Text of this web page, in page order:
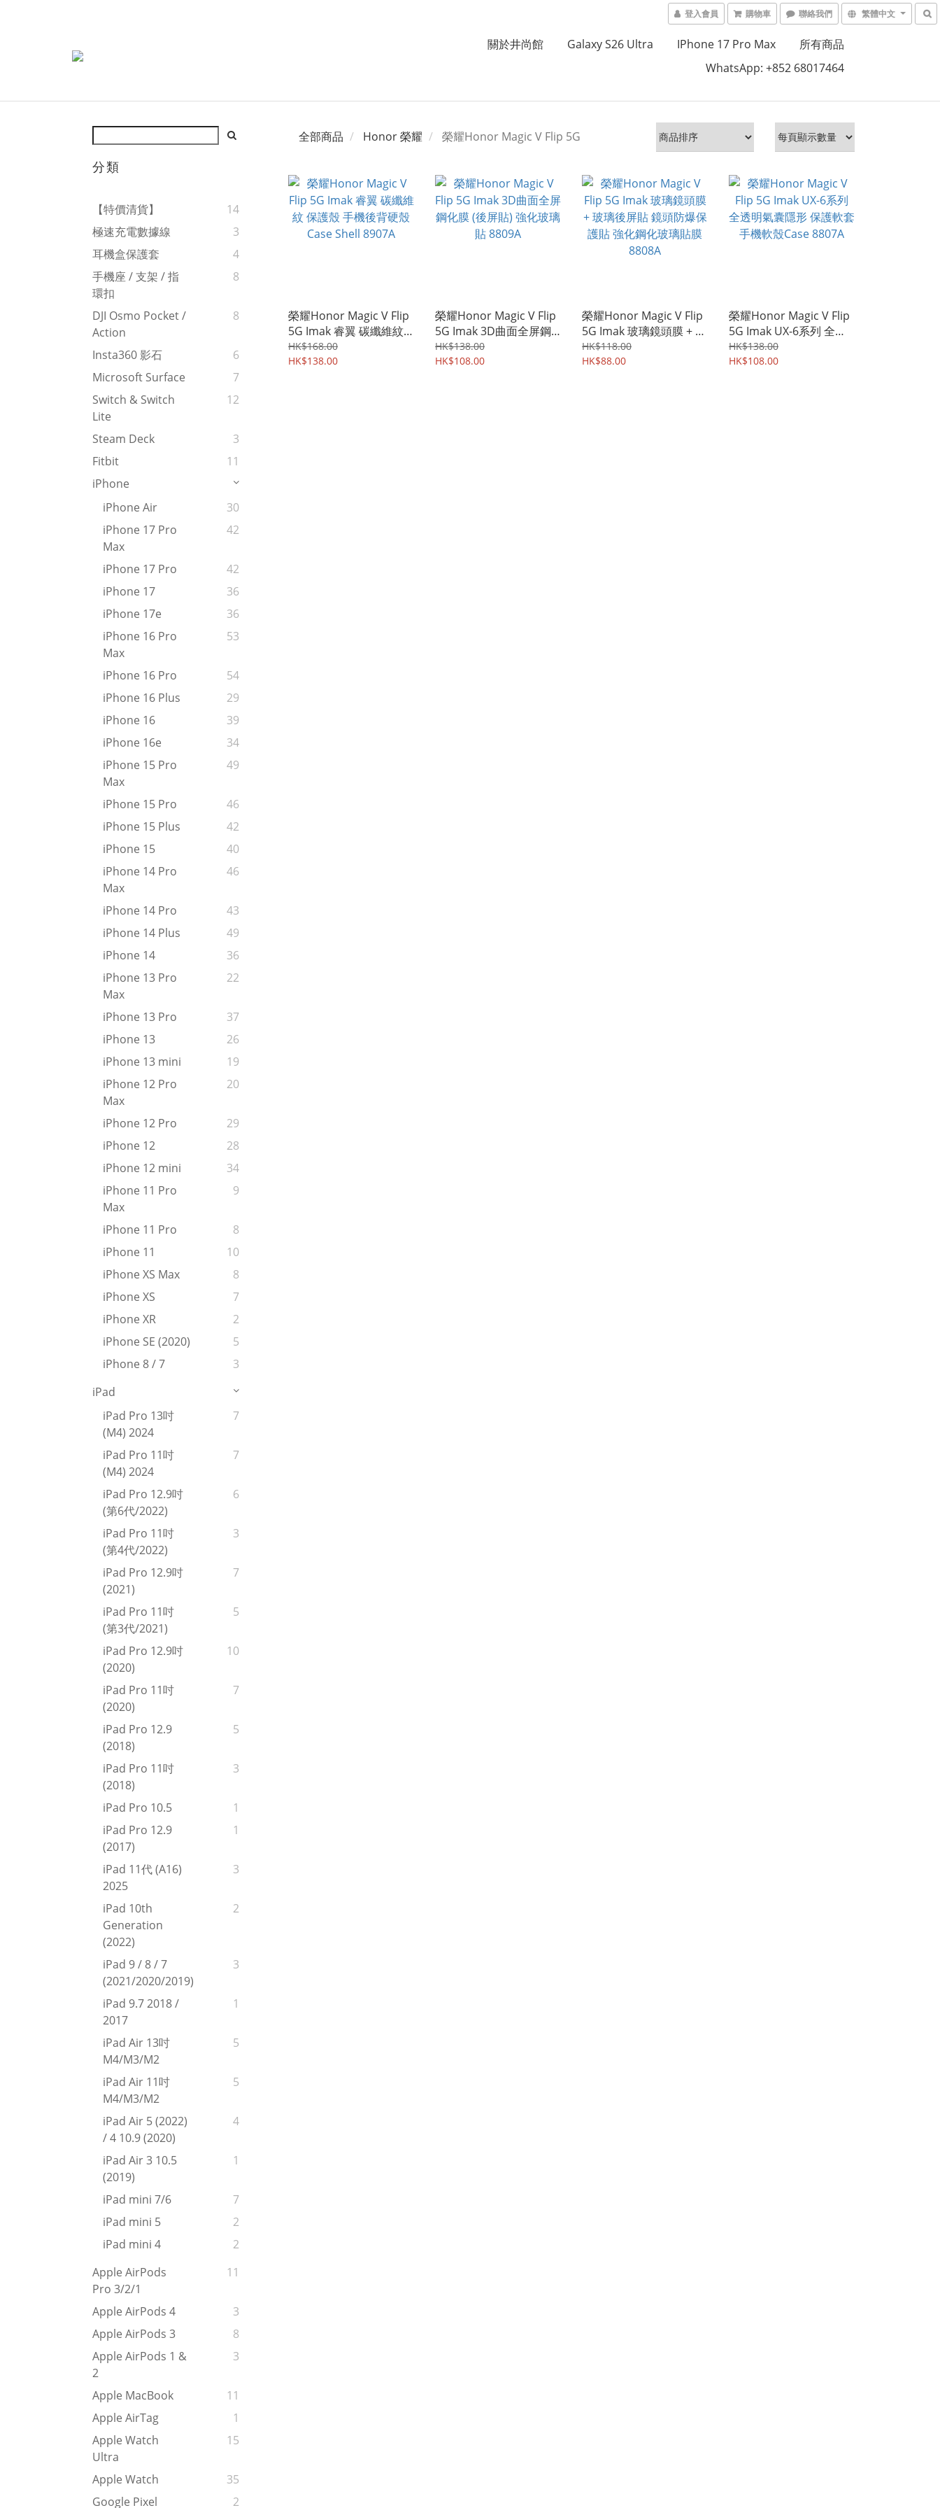
登入會員 購物車 聯絡我們 繁體中文
關於井尚館 Galaxy S26 Ultra IPhone 17 Pro Max
所有商品
WhatsApp: +852 68017464
分類
【特價清貨】
14
極速充電數據線
3
耳機盒保護套
4
手機座 / 支架 / 指
環扣
8
DJI Osmo Pocket /
Action
8
Insta360 影石
6
Microsoft Surface
7
Switch & Switch
Lite
12
Steam Deck
3
Fitbit
11
iPhone
iPhone Air
30
iPhone 17 Pro
Max
42
iPhone 17 Pro
42
iPhone 17
36
iPhone 17e
36
iPhone 16 Pro
Max
53
iPhone 16 Pro
54
iPhone 16 Plus
29
iPhone 16
39
iPhone 16e
34
iPhone 15 Pro
Max
49
iPhone 15 Pro
46
iPhone 15 Plus
42
iPhone 15
40
iPhone 14 Pro
Max
46
iPhone 14 Pro
43
iPhone 14 Plus
49
iPhone 14
36
iPhone 13 Pro
Max
22
iPhone 13 Pro
37
iPhone 13
26
iPhone 13 mini
19
iPhone 12 Pro
Max
20
iPhone 12 Pro
29
iPhone 12
28
iPhone 12 mini
34
iPhone 11 Pro
Max
9
iPhone 11 Pro
8
iPhone 11
10
iPhone XS Max
8
iPhone XS
7
iPhone XR
2
iPhone SE (2020)
5
iPhone 8 / 7
3
iPad
iPad Pro 13吋
(M4) 2024
7
iPad Pro 11吋
(M4) 2024
7
iPad Pro 12.9吋
(第6代/2022)
6
iPad Pro 11吋
(第4代/2022)
3
iPad Pro 12.9吋
(2021)
7
iPad Pro 11吋
(第3代/2021)
5
iPad Pro 12.9吋
(2020)
10
iPad Pro 11吋
(2020)
7
iPad Pro 12.9
(2018)
5
iPad Pro 11吋
(2018)
3
iPad Pro 10.5
1
iPad Pro 12.9
(2017)
1
iPad 11代 (A16)
2025
3
iPad 10th
Generation
(2022)
2
iPad 9 / 8 / 7
(2021/2020/2019)
3
iPad 9.7 2018 /
2017
1
iPad Air 13吋
M4/M3/M2
5
iPad Air 11吋
M4/M3/M2
5
iPad Air 5 (2022)
/ 4 10.9 (2020)
4
iPad Air 3 10.5
(2019)
1
iPad mini 7/6
7
iPad mini 5
2
iPad mini 4
2
Apple AirPods
Pro 3/2/1
11
Apple AirPods 4
3
Apple AirPods 3
8
Apple AirPods 1 &
2
3
Apple MacBook
11
Apple AirTag
1
Apple Watch
Ultra
15
Apple Watch
35
Google Pixel
2
全部商品 Honor 榮耀 榮耀Honor Magic V Flip 5G
榮耀Honor Magic V Flip
5G Imak 睿翼 碳纖維紋
保護殼 手機後背硬殼
Case Shell 8907A
HK$168.00
HK$138.00
榮耀Honor Magic V Flip
5G Imak 3D曲面全屏鋼
化膜 (後屏貼) 強化玻璃貼
8809A
HK$138.00
HK$108.00
榮耀Honor Magic V Flip
5G Imak 玻璃鏡頭膜 + 玻
璃後屏貼 鏡頭防爆保護貼
強化鋼化玻璃貼膜 8808A
HK$118.00
HK$88.00
榮耀Honor Magic V Flip
5G Imak UX-6系列 全透
明氣囊隱形 保護軟套 手
機軟殼Case 8807A
HK$138.00
HK$108.00